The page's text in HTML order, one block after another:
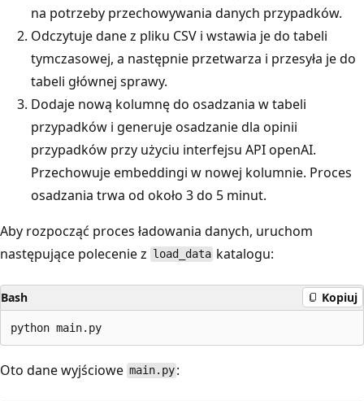
na potrzeby przechowywania danych przypadków.
Odczytuje dane z pliku CSV i wstawia je do tabeli
tymczasowej, a następnie przetwarza i przesyła je do
tabeli głównej sprawy.
Dodaje nową kolumnę do osadzania w tabeli
przypadków i generuje osadzanie dla opinii
przypadków przy użyciu interfejsu API openAI.
Przechowuje embeddingi w nowej kolumnie. Proces
osadzania trwa od około 3 do 5 minut.
Aby rozpocząć proces ładowania danych, uruchom
następujące polecenie z load_data katalogu:
Bash Kopiuj
Oto dane wyjściowe main.py :